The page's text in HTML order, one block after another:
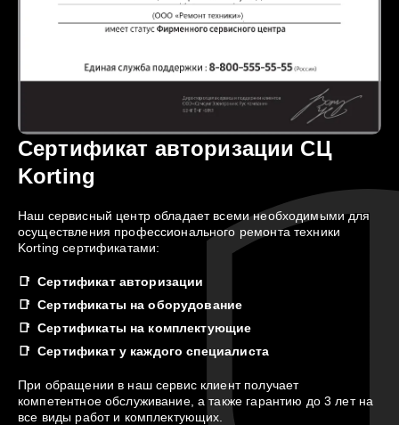
Сертификат авторизации СЦ
Korting
Наш сервисный центр обладает всеми необходимыми для
осуществления профессионального ремонта техники
Korting сертификатами:
Сертификат авторизации
Сертификаты на оборудование
Сертификаты на комплектующие
Сертификат у каждого специалиста
При обращении в наш сервис клиент получает
компетентное обслуживание, а также гарантию до 3 лет на
все виды работ и комплектующих.